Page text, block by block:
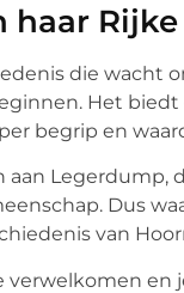
die wacht
Het
begrip en
Legerdump,
Dus
van
en